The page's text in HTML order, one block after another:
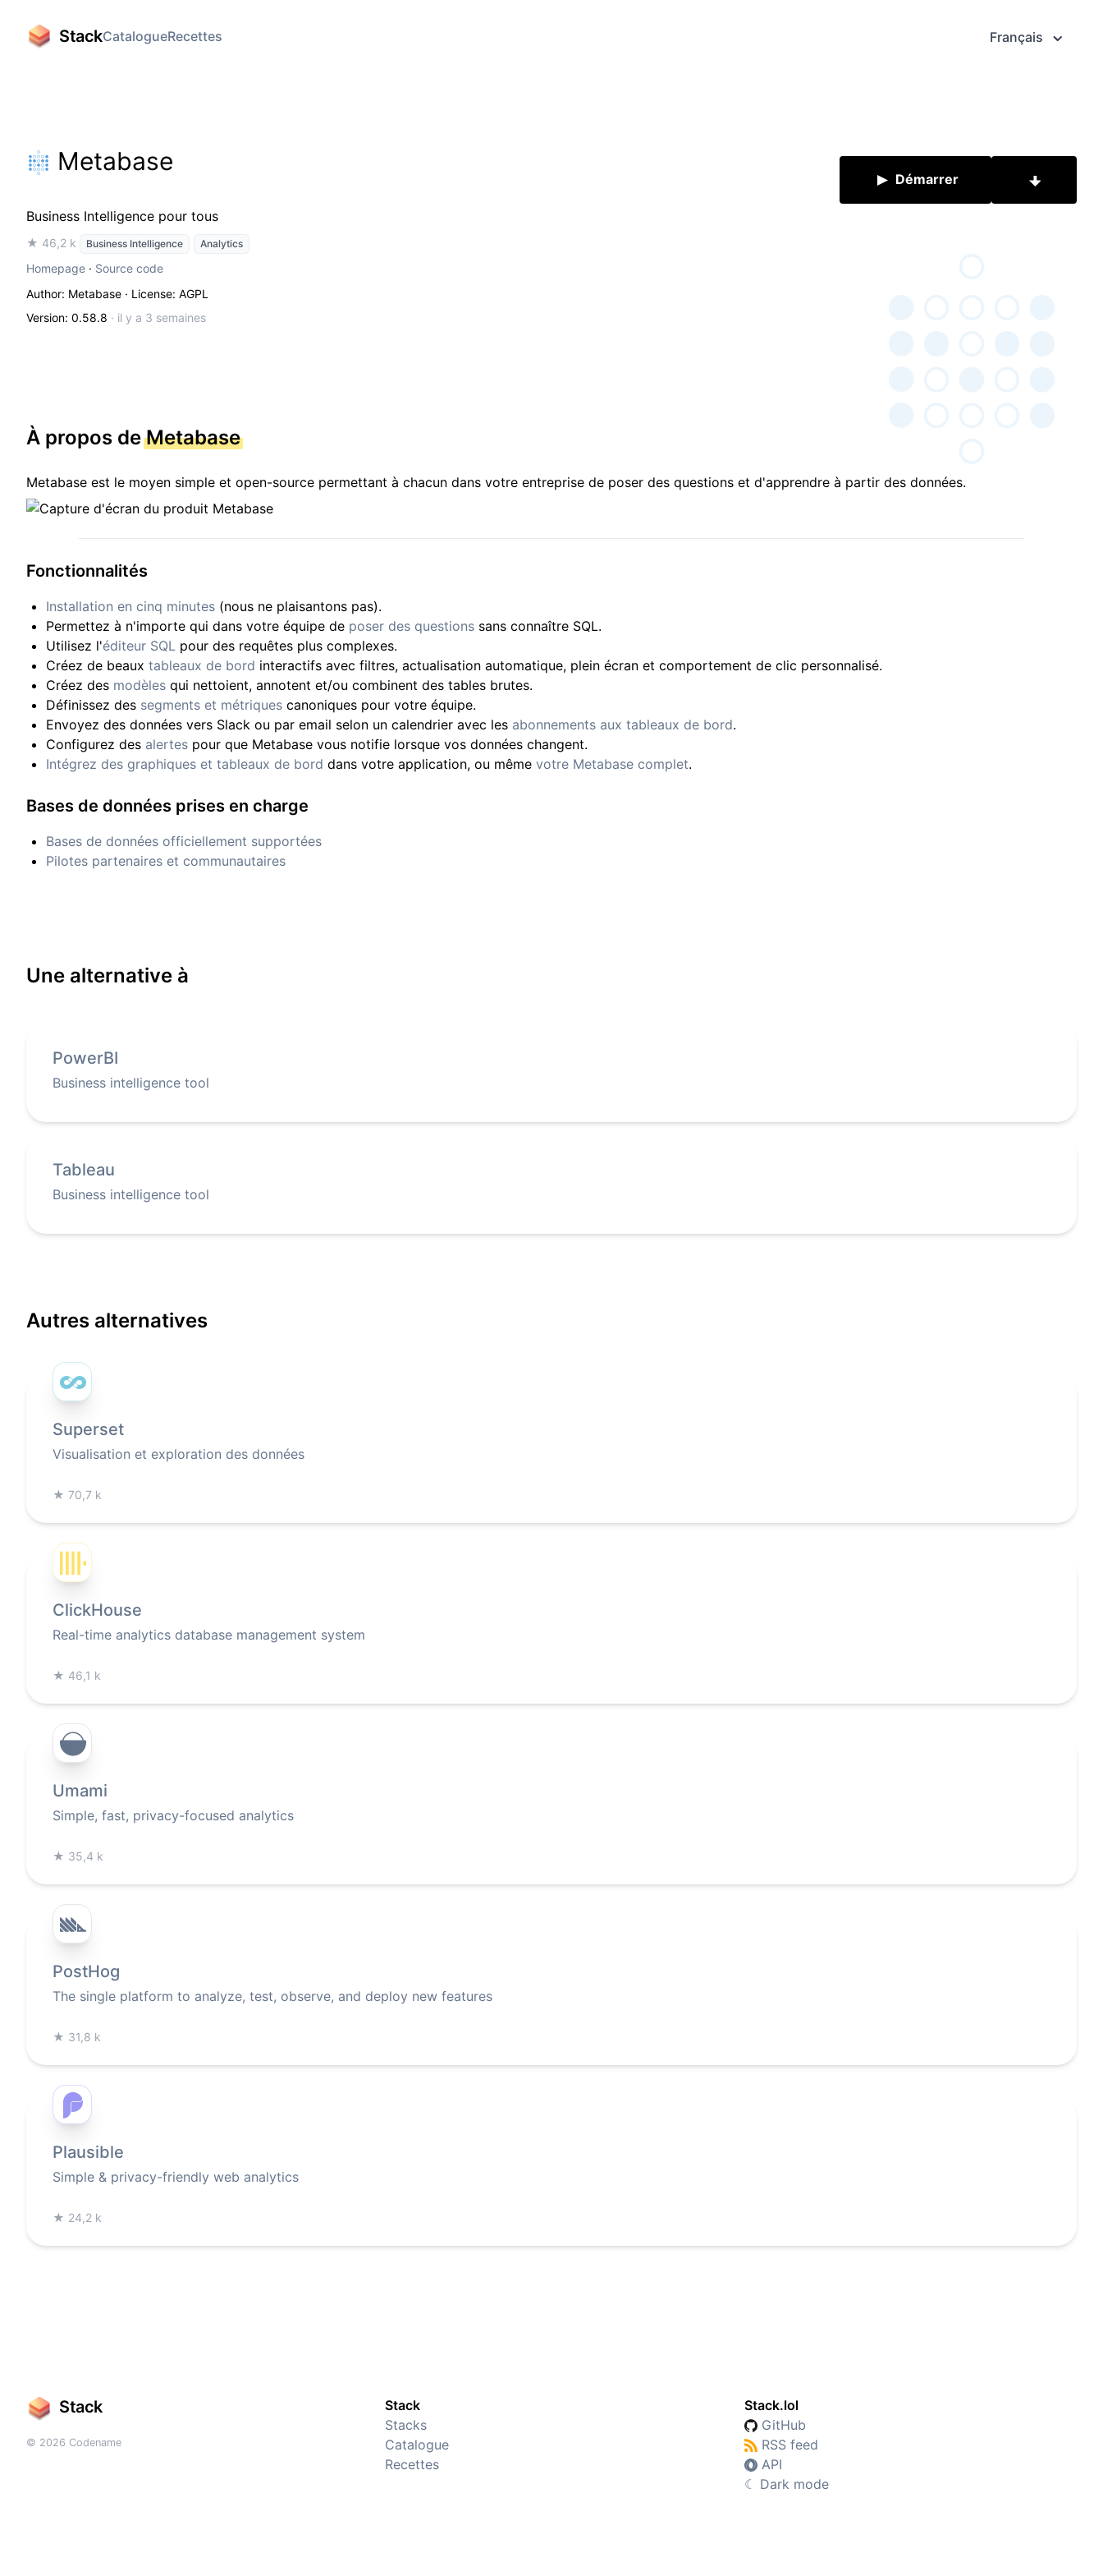
StackCatalogueRecettes Français
Metabase
Business Intelligence pour tous
★ 46,2 k Business Intelligence Analytics
Homepage · Source code
Author: Metabase · License: AGPL
Version: 0.58.8 · il y a 3 semaines
Démarrer
À propos deMetabase
Metabase est le moyen simple et open-source permettant à chacun dans votre entreprise de poser des questions et d'apprendre à partir des données.
Fonctionnalités
Installation en cinq minutes (nous ne plaisantons pas).
Permettez à n'importe qui dans votre équipe de poser des questions sans connaître SQL.
Utilisez l'éditeur SQL pour des requêtes plus complexes.
Créez de beaux tableaux de bord interactifs avec filtres, actualisation automatique, plein écran et comportement de clic personnalisé.
Créez des modèles qui nettoient, annotent et/ou combinent des tables brutes.
Définissez des segments et métriques canoniques pour votre équipe.
Envoyez des données vers Slack ou par email selon un calendrier avec les abonnements aux tableaux de bord.
Configurez des alertes pour que Metabase vous notifie lorsque vos données changent.
Intégrez des graphiques et tableaux de bord dans votre application, ou même votre Metabase complet.
Bases de données prises en charge
Bases de données officiellement supportées
Pilotes partenaires et communautaires
Une alternative à
PowerBI
Business intelligence tool
Tableau
Business intelligence tool
Autres alternatives
Superset
Visualisation et exploration des données
★ 70,7 k
ClickHouse
Real-time analytics database management system
★ 46,1 k
Umami
Simple, fast, privacy-focused analytics
★ 35,4 k
PostHog
The single platform to analyze, test, observe, and deploy new features
★ 31,8 k
Plausible
Simple & privacy-friendly web analytics
★ 24,2 k
Stack
© 2026 Codename
Stack
Stacks
Catalogue
Recettes
Stack.lol
GitHub
RSS feed
API
☾ Dark mode